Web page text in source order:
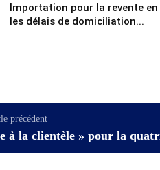
Importation pour la revente en
les délais de domiciliation...
précédent
à la clientèle » pour la